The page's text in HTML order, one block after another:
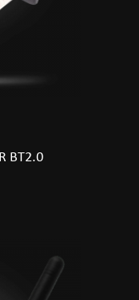
BT2.0